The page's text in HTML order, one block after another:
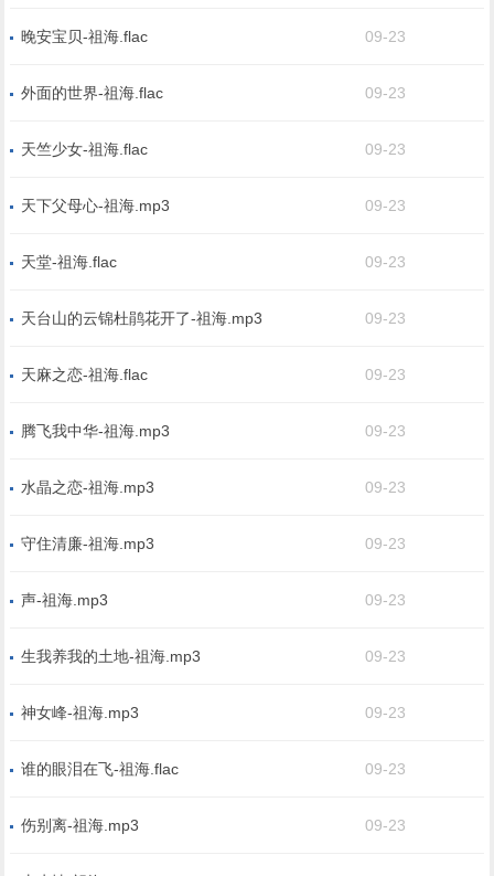
晚安宝贝-祖海.flac 09-23
外面的世界-祖海.flac 09-23
天竺少女-祖海.flac 09-23
天下父母心-祖海.mp3 09-23
天堂-祖海.flac 09-23
天台山的云锦杜鹃花开了-祖海.mp3 09-23
天麻之恋-祖海.flac 09-23
腾飞我中华-祖海.mp3 09-23
水晶之恋-祖海.mp3 09-23
守住清廉-祖海.mp3 09-23
声-祖海.mp3 09-23
生我养我的土地-祖海.mp3 09-23
神女峰-祖海.mp3 09-23
谁的眼泪在飞-祖海.flac 09-23
伤别离-祖海.mp3 09-23